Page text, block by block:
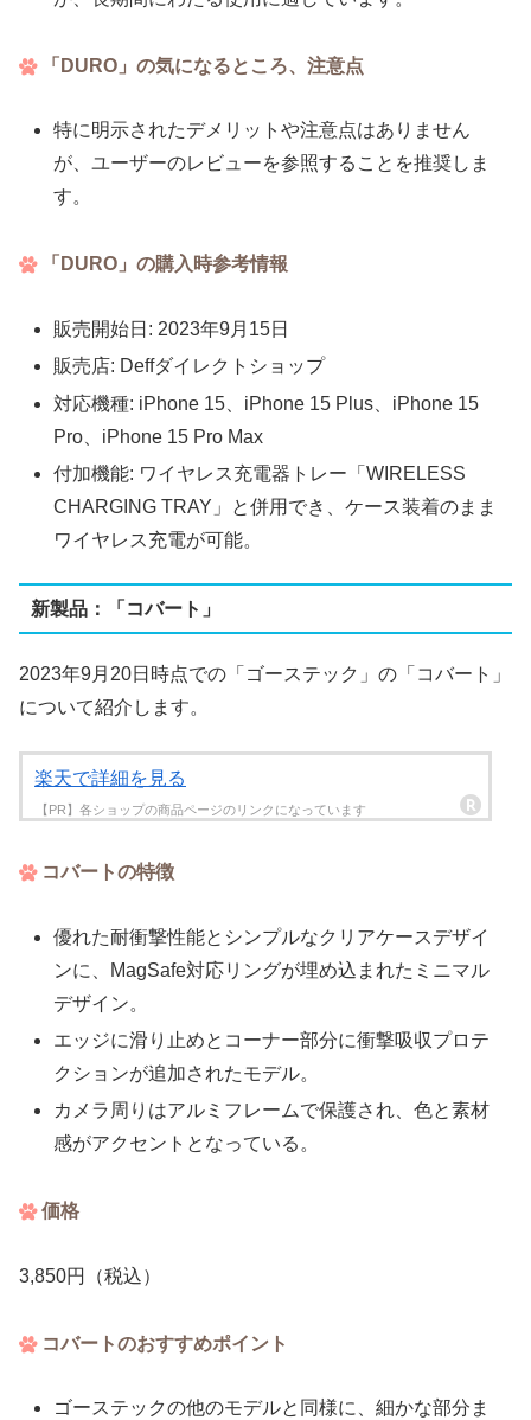
「DURO」の気になるところ、注意点
特に明示されたデメリットや注意点はありません
が、ユーザーのレビューを参照することを推奨しま
す。
「DURO」の購入時参考情報
販売開始日: 2023年9月15日
販売店: Deffダイレクトショップ
対応機種: iPhone 15、iPhone 15 Plus、iPhone 15
Pro、iPhone 15 Pro Max
付加機能: ワイヤレス充電器トレー「WIRELESS
CHARGING TRAY」と併用でき、ケース装着のまま
ワイヤレス充電が可能。
新製品：「コバート」
2023年9月20日時点での「ゴーステック」の「コバート」
について紹介します。
楽天で詳細を見る
コバートの特徴
優れた耐衝撃性能とシンプルなクリアケースデザイ
ンに、MagSafe対応リングが埋め込まれたミニマル
デザイン。
エッジに滑り止めとコーナー部分に衝撃吸収プロテ
クションが追加されたモデル。
カメラ周りはアルミフレームで保護され、色と素材
感がアクセントとなっている。
価格
3,850円（税込）
コバートのおすすめポイント
ゴーステックの他のモデルと同様に、細かな部分ま